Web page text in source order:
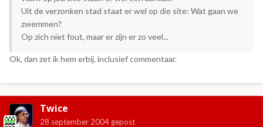
Uit de verzonken stad staat er wel op die site: Wat gaan we
zwemmen?
Op zich niet fout, maar er zijn er zo veel...
Ok, dan zet ik hem erbij, inclusief commentaar.
Twice
28 september 2004 gepost